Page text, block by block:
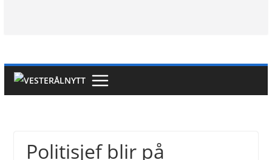
Politisjef blir på